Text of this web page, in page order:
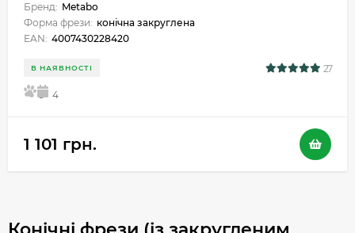
Бренд: Metabo
Форма фрези: конічна закруглена
EAN: 4007430228420
В НАЯВНОСТІ 27
5 4
1 101 грн.